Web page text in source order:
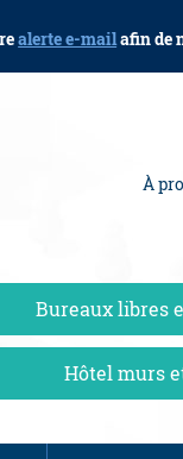
alerte e-mailafin de
À
Bureaux libres
Hôtel murs